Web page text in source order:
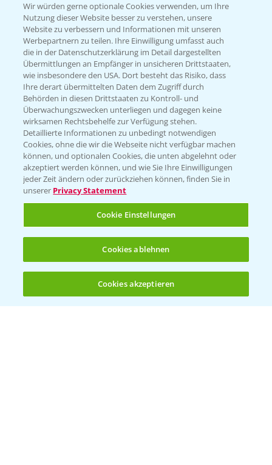
4:29
Körnermais früh - mittelfrüh erste
Ergebnisse 2024
20.11.2024
Ergebnisse der Häckselversuche in der
Praxis
(noch 4)
Wir würden gerne optionale Cookies verwenden, um Ihre
Nutzung dieser Website besser zu verstehen, unsere
Website zu verbessern und Informationen mit unseren
Werbepartnern zu teilen. Ihre Einwilligung umfasst auch
die in der Datenschutzerklärung im Detail dargestellten
Übermittlungen an Empfänger in unsicheren Drittstaaten,
wie insbesondere den USA. Dort besteht das Risiko, dass
Ihre derart übermittelten Daten dem Zugriff durch
Behörden in diesen Drittstaaten zu Kontroll- und
Überwachungszwecken unterliegen und dagegen keine
wirksamen Rechtsbehelfe zur Verfügung stehen.
Detaillierte Informationen zu unbedingt notwendigen
Cookies, ohne die wir die Webseite nicht verfügbar machen
können, und optionalen Cookies, die unten abgelehnt oder
akzeptiert werden können, und wie Sie Ihre Einwilligungen
jeder Zeit ändern oder zurückziehen können, finden Sie in
unserer Privacy Statement
Cookie Einstellungen
Cookies ablehnen
Cookies akzeptieren